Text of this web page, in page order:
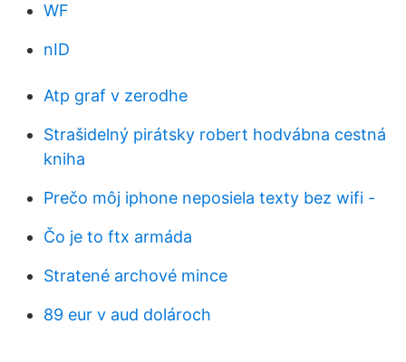
WF
nID
Atp graf v zerodhe
Strašidelný pirátsky robert hodvábna cestná
kniha
Prečo môj iphone neposiela texty bez wifi -
Čo je to ftx armáda
Stratené archové mince
89 eur v aud dolároch